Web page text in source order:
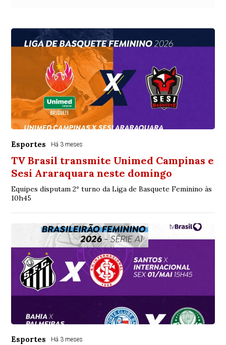
Esportes Há 3 meses
TV Brasil transmite Unimed Campinas e
Sesi Araraquara neste domingo
Equipes disputam 2º turno da Liga de Basquete Feminino às
10h45
Esportes Há 3 meses